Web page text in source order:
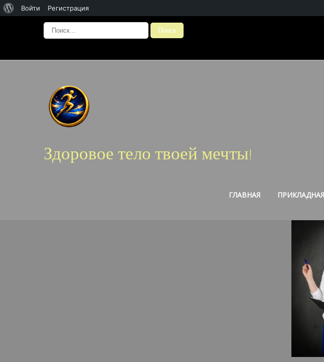
Здоровое тело твоей мечты!
ГЛАВНАЯ
WordPress
Войти Регистрация